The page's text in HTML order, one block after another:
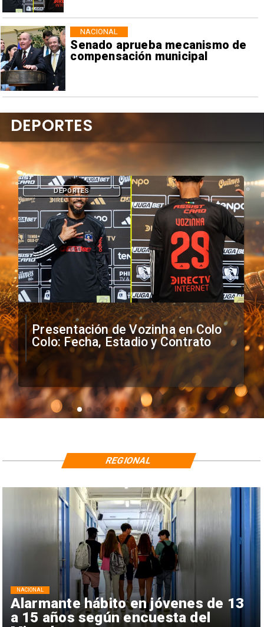
Senado aprueba mecanismo de
compensación municipal
NACIONAL
Presentación de Vozinha en Colo
Colo: Fecha, Estadio y Contrato
DEPORTES
DEPORTES
Alarmante hábito en jóvenes de 13
a 15 años según encuesta del
NACIONAL
REGIONAL